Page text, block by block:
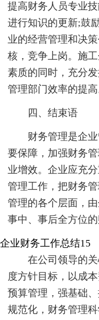
提高财务人员专业
进行知识的更新;鼓
业的经营管理和决
核，竞争上岗。施
素质的同时，充分
管理部门效率的提高
四、结束语
财务管理是企
要保障，加强财务
业增效。企业应充
管理工作，把财务
管理的各个层面，
事中、事后全方位的
企业财务工作总结15
在公司领导的
度方针目标，以成
预算管理，强基础
规范化，财务管理